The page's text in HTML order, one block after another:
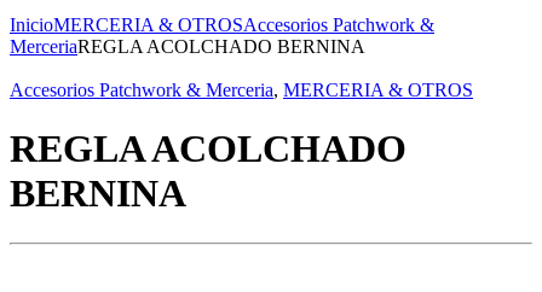
InicioMERCERIA & OTROSAccesorios Patchwork &
MerceriaREGLA ACOLCHADO BERNINA
Accesorios Patchwork & Merceria, MERCERIA & OTROS
REGLA ACOLCHADO
BERNINA